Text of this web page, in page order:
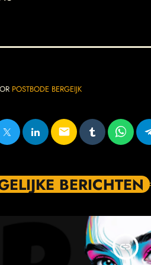
POSTBODE BERGEIJK
email
BERICHTEN
insert_link